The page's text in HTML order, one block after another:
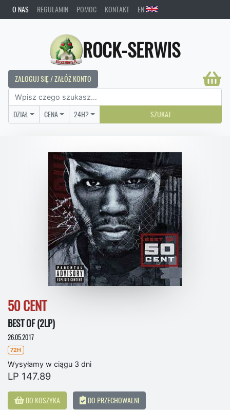
O NAS REGULAMIN POMOC KONTAKT EN
ROCK-SERWIS
ZALOGUJ SIĘ / ZAŁÓŻ KONTO
DZIAŁ CENA 24H? SZUKAJ
50 CENT
BEST OF (2LP)
26.05.2017
72H
Wysyłamy w ciągu 3 dni
LP 147.89
DO KOSZYKA DO PRZECHOWALNI